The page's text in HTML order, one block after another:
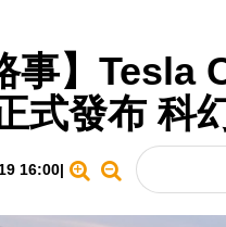
事】
式發布 科
16:00|